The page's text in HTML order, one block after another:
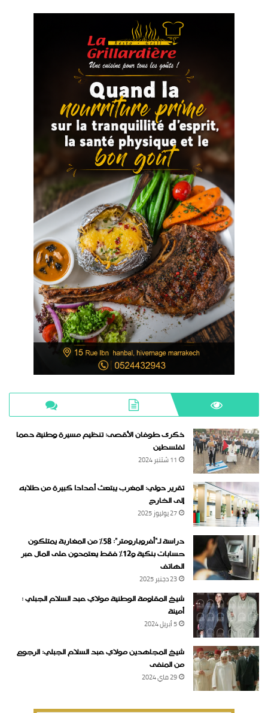
ذكرى طوفان الأقصى: تنظيم مسيرة وطنية دعما
لفلسطين
11 شتنبر 2024
تقرير دولي: المغرب يبتعث أعدادا كبيرة من طلابه
إلى الخارج
27 يوليوز 2025
دراسة لـ“أفروبارومتر”: 58٪ من المغاربة يمتلكون
حسابات بنكية و12٪ فقط يعتمدون على المال عبر
الهاتف
23 دجنبر 2025
شيخ المقاومة الوطنية مولاي عبد السلام الجبلي :
أمينة
5 أبريل 2024
شيخ المجاهدين مولاي عبد السلام الجبلي: الرجوع
من المنفى
29 ماي 2024